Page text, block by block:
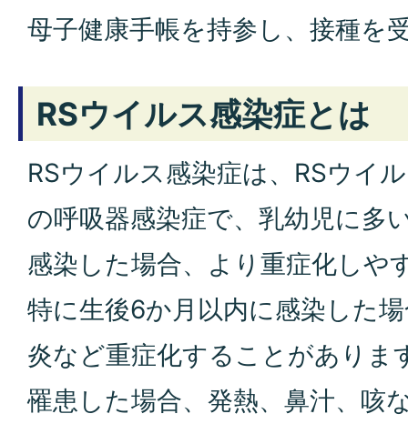
母子健康手帳を持参し、接種を
RSウイルス感染症とは
RSウイルス感染症は、RSウイ
の呼吸器感染症で、乳幼児に多
感染した場合、より重症化しや
特に生後6か月以内に感染した
炎など重症化することがありま
罹患した場合、発熱、鼻汁、咳